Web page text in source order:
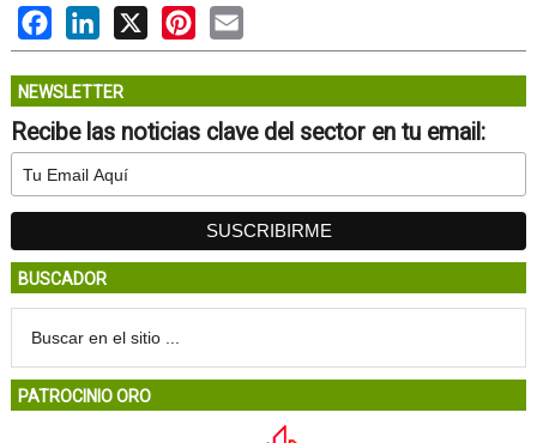
FacebookLinkedIn Pinterest
NEWSLETTER
Recibe las noticias clave del sector en tu email:
BUSCADOR
PATROCINIO ORO